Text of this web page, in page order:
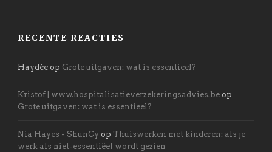
RECENTE REACTIES
Haydée op Grote uitgaven: wat is essentieel?
Kristof | www.hospitalisatieverzekeringsadvies.be op
Grote uitgaven: wat is essentieel?
Nia Hayes - ShunCy op Thuiswerken met kinderen: als je
werk als niet-essentiëel wordt gezien